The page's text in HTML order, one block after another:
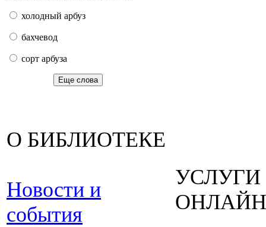
холодный арбуз
бахчевод
сорт арбуза
Еще слова
О БИБЛИОТЕКЕ
Новости и
события
УСЛУГИ
ОНЛАЙН